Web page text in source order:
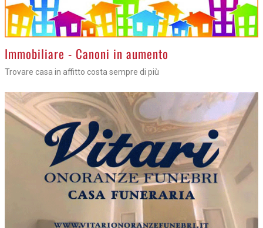
>Immobiliare - Canoni in aumento
Trovare casa in affitto costa sempre di più